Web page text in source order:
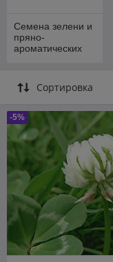
Семена зелени и
пряно-
ароматических
Сортировка
-5%